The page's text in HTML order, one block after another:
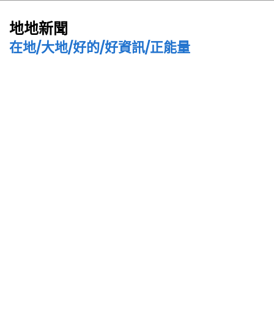
地地新聞
在地/大地/好的/好資訊/正能量